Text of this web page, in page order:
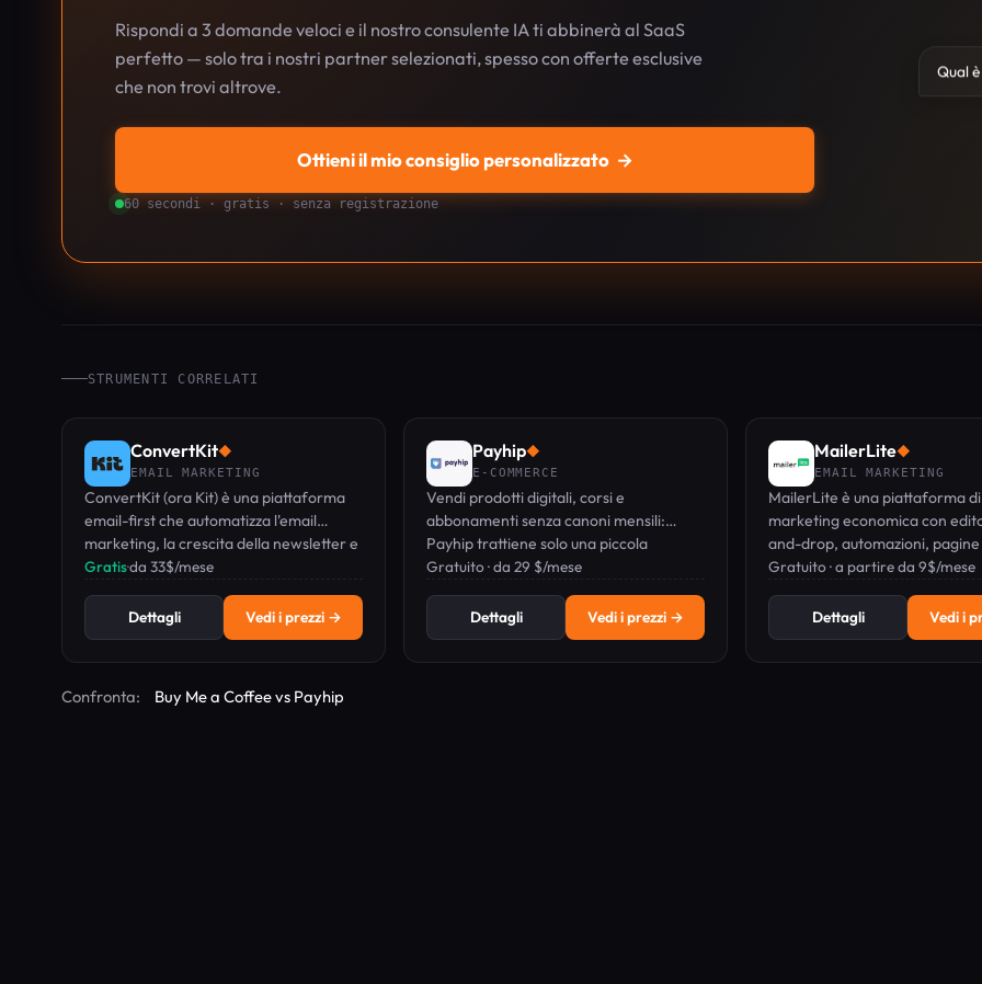
Rispondi a 3 domande veloci e il nostro consulente IA ti abbinerà al SaaS
perfetto — solo tra i nostri partner selezionati, spesso con offerte esclusive
che non trovi altrove.
Ottieni il mio consiglio personalizzato →
60 secondi · gratis · senza registrazione
Qual
STRUMENTI CORRELATI
ConvertKit◆
EMAIL MARKETING
ConvertKit (ora Kit) è una piattaforma
email-first che automatizza l'email
marketing, la crescita della newsletter e
la vendita di prodotti digitali per creator.
Gratis·da 33$/mese
Dettagli Vedi i prezzi →
Payhip◆
E-COMMERCE
Vendi prodotti digitali, corsi e
abbonamenti senza canoni mensili:
Payhip trattiene solo una piccola
commissione per ogni vendita.
Gratuito · da 29 $/mese
Dettagli Vedi i prezzi →
MailerLite◆
EMAIL MARKETING
MailerLite è una piattaforma
marketing economica con
and-drop, automazioni, pagine
destinazione e vendita di
Gratuito · a partire da 9$/mese
Dettagli Vedi i
Confronta: Buy Me a Coffee vs Payhip